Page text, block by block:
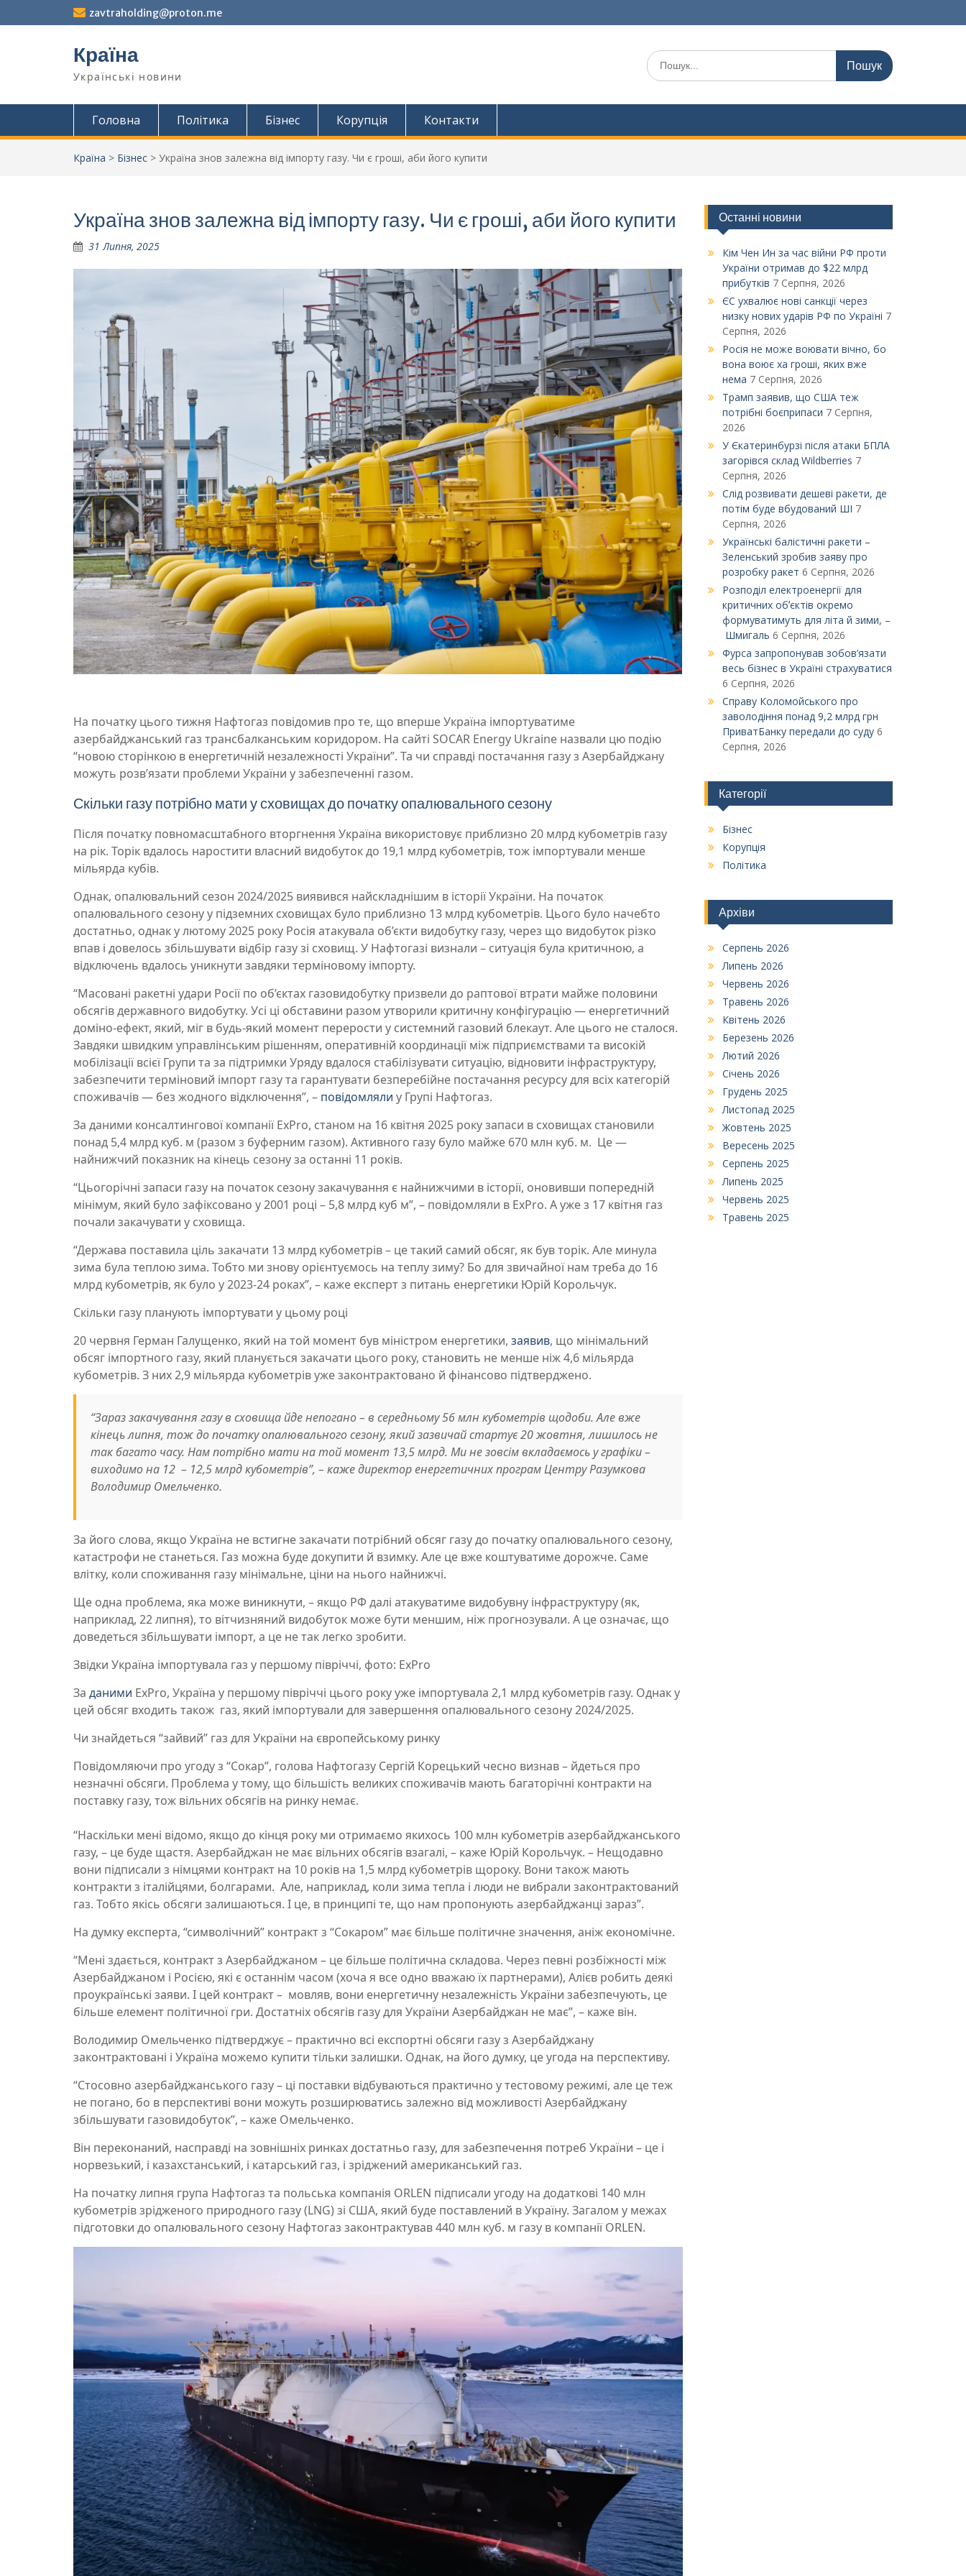
до
zavtraholding@proton.me
Країна
Українські новини
Шукати:
Головна Політика Бізнес Корупція Контакти
Країна > Бізнес > Україна знов залежна від імпорту газу. Чи є гроші, аби його купити
Україна знов залежна від імпорту газу. Чи є гроші, аби його купити
31 Липня, 2025
На початку цього тижня Нафтогаз повідомив про те, що вперше Україна імпортуватиме
азербайджанський газ трансбалканським коридором. На сайті SOCAR Energy Ukraine назвали цю подію
“новою сторінкою в енергетичній незалежності України”. Та чи справді постачання газу з Азербайджану
можуть розв’язати проблеми України у забезпеченні газом.
Скільки газу потрібно мати у сховищах до початку опалювального сезону
Після початку повномасштабного вторгнення Україна використовує приблизно 20 млрд кубометрів газу
на рік. Торік вдалось наростити власний видобуток до 19,1 млрд кубометрів, тож імпортували менше
мільярда кубів.
Однак, опалювальний сезон 2024/2025 виявився найскладнішим в історії України. На початок
опалювального сезону у підземних сховищах було приблизно 13 млрд кубометрів. Цього було начебто
достатньо, однак у лютому 2025 року Росія атакувала об’єкти видобутку газу, через що видобуток різко
впав і довелось збільшувати відбір газу зі сховищ. У Нафтогазі визнали – ситуація була критичною, а
відключень вдалось уникнути завдяки терміновому імпорту.
“Масовані ракетні удари Росії по об’єктах газовидобутку призвели до раптової втрати майже половини
обсягів державного видобутку. Усі ці обставини разом утворили критичну конфігурацію — енергетичний
доміно-ефект, який, міг в будь-який момент перерости у системний газовий блекаут. Але цього не сталося.
Завдяки швидким управлінським рішенням, оперативній координації між підприємствами та високій
мобілізації всієї Групи та за підтримки Уряду вдалося стабілізувати ситуацію, відновити інфраструктуру,
забезпечити терміновий імпорт газу та гарантувати безперебійне постачання ресурсу для всіх категорій
споживачів — без жодного відключення”, – повідомляли у Групі Нафтогаз.
За даними консалтингової компанії ExPro, станом на 16 квітня 2025 року запаси в сховищах становили
понад 5,4 млрд куб. м (разом з буферним газом). Активного газу було майже 670 млн куб. м. Це —
найнижчий показник на кінець сезону за останні 11 років.
“Цьогорічні запаси газу на початок сезону закачування є найнижчими в історії, оновивши попередній
мінімум, який було зафіксовано у 2001 році – 5,8 млрд куб м”, – повідомляли в ExPro. А уже з 17 квітня газ
почали закачувати у сховища.
“Держава поставила ціль закачати 13 млрд кубометрів – це такий самий обсяг, як був торік. Але минула
зима була теплою зима. Тобто ми знову орієнтуємось на теплу зиму? Бо для звичайної нам треба до 16
млрд кубометрів, як було у 2023-24 роках”, – каже експерт з питань енергетики Юрій Корольчук.
Скільки газу планують імпортувати у цьому році
20 червня Герман Галущенко, який на той момент був міністром енергетики, заявив, що мінімальний
обсяг імпортного газу, який планується закачати цього року, становить не менше ніж 4,6 мільярда
кубометрів. З них 2,9 мільярда кубометрів уже законтрактовано й фінансово підтверджено.
“Зараз закачування газу в сховища йде непогано – в середньому 56 млн кубометрів щодоби. Але вже
кінець липня, тож до початку опалювального сезону, який зазвичай стартує 20 жовтня, лишилось не
так багато часу. Нам потрібно мати на той момент 13,5 млрд. Ми не зовсім вкладаємось у графіки –
виходимо на 12 – 12,5 млрд кубометрів”, – каже директор енергетичних програм Центру Разумкова
Володимир Омельченко.
За його слова, якщо Україна не встигне закачати потрібний обсяг газу до початку опалювального сезону,
катастрофи не станеться. Газ можна буде докупити й взимку. Але це вже коштуватиме дорожче. Саме
влітку, коли споживання газу мінімальне, ціни на нього найнижчі.
Ще одна проблема, яка може виникнути, – якщо РФ далі атакуватиме видобувну інфраструктуру (як,
наприклад, 22 липня), то вітчизняний видобуток може бути меншим, ніж прогнозували. А це означає, що
доведеться збільшувати імпорт, а це не так легко зробити.
Звідки Україна імпортувала газ у першому півріччі, фото: ExPro
За даними ExPro, Україна у першому півріччі цього року уже імпортувала 2,1 млрд кубометрів газу. Однак у
цей обсяг входить також газ, який імпортували для завершення опалювального сезону 2024/2025.
Чи знайдеться “зайвий” газ для України на європейському ринку
Повідомляючи про угоду з “Сокар”, голова Нафтогазу Сергій Корецький чесно визнав – йдеться про
незначні обсяги. Проблема у тому, що більшість великих споживачів мають багаторічні контракти на
поставку газу, тож вільних обсягів на ринку немає.
“Наскільки мені відомо, якщо до кінця року ми отримаємо якихось 100 млн кубометрів азербайджанського
газу, – це буде щастя. Азербайджан не має вільних обсягів взагалі, – каже Юрій Корольчук. – Нещодавно
вони підписали з німцями контракт на 10 років на 1,5 млрд кубометрів щороку. Вони також мають
контракти з італійцями, болгарами. Але, наприклад, коли зима тепла і люди не вибрали законтрактований
газ. Тобто якісь обсяги залишаються. І це, в принципі те, що нам пропонують азербайджанці зараз”.
На думку експерта, “символічний” контракт з “Сокаром” має більше політичне значення, аніж економічне.
“Мені здається, контракт з Азербайджаном – це більше політична складова. Через певні розбіжності між
Азербайджаном і Росією, які є останнім часом (хоча я все одно вважаю їх партнерами), Алієв робить деякі
проукраїнські заяви. І цей контракт – мовляв, вони енергетичну незалежність України забезпечують, це
більше елемент політичної гри. Достатніх обсягів газу для України Азербайджан не має”, – каже він.
Володимир Омельченко підтверджує – практично всі експортні обсяги газу з Азербайджану
законтрактовані і Україна можемо купити тільки залишки. Однак, на його думку, це угода на перспективу.
“Стосовно азербайджанського газу – ці поставки відбуваються практично у тестовому режимі, але це теж
не погано, бо в перспективі вони можуть розширюватись залежно від можливості Азербайджану
збільшувати газовидобуток”, – каже Омельченко.
Він переконаний, насправді на зовнішніх ринках достатньо газу, для забезпечення потреб України – це і
норвезький, і казахстанський, і катарський газ, і зріджений американський газ.
На початку липня група Нафтогаз та польська компанія ORLEN підписали угоду на додаткові 140 млн
кубометрів зрідженого природного газу (LNG) зі США, який буде поставлений в Україну. Загалом у межах
підготовки до опалювального сезону Нафтогаз законтрактував 440 млн куб. м газу в компанії ORLEN.
Останні новини
Кім Чен Ин за час війни РФ проти
України отримав до $22 млрд
прибутків 7 Серпня, 2026
ЄС ухвалює нові санкції через
низку нових ударів РФ по Україні 7
Серпня, 2026
Росія не може воювати вічно, бо
вона воює ха гроші, яких вже
нема 7 Серпня, 2026
Трамп заявив, що США теж
потрібні боєприпаси 7 Серпня,
2026
У Єкатеринбурзі після атаки БПЛА
загорівся склад Wildberries 7
Серпня, 2026
Слід розвивати дешеві ракети, де
потім буде вбудований ШІ 7
Серпня, 2026
Українські балістичні ракети –
Зеленський зробив заяву про
розробку ракет 6 Серпня, 2026
Розподіл електроенергії для
критичних обʼєктів окремо
формуватимуть для літа й зими, –
Шмигаль 6 Серпня, 2026
Фурса запропонував зобов’язати
весь бізнес в Україні страхуватися
6 Серпня, 2026
Справу Коломойського про
заволодіння понад 9,2 млрд грн
ПриватБанку передали до суду 6
Серпня, 2026
Категорії
Бізнес
Корупція
Політика
Архіви
Серпень 2026
Липень 2026
Червень 2026
Травень 2026
Квітень 2026
Березень 2026
Лютий 2026
Січень 2026
Грудень 2025
Листопад 2025
Жовтень 2025
Вересень 2025
Серпень 2025
Липень 2025
Червень 2025
Травень 2025